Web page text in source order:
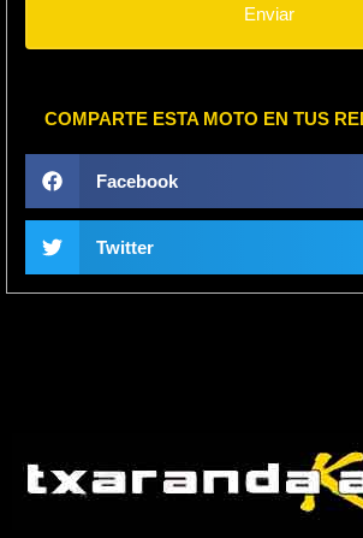
Enviar
COMPARTE ESTA MOTO EN TUS
Facebook
Twitter